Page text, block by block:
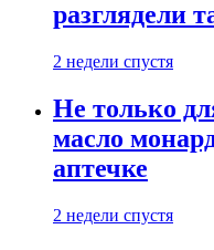
разглядели
2 недели спустя
Не только
масло
аптечке
2 недели спустя